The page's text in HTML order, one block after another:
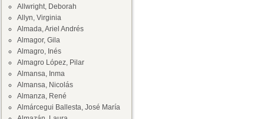
Allwright, Deborah
Allyn, Virginia
Almada, Ariel Andrés
Almagor, Gila
Almagro, Inés
Almagro López, Pilar
Almansa, Inma
Almansa, Nicolás
Almanza, René
Almárcegui Ballesta, José María